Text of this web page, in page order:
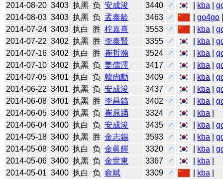
2014-08-20 3403 执黑 负 安成浚 3440 ♂ kba |
2014-08-03 3403 执黑 负 孟泰龄 3463 ♂ |go4go
2014-07-24 3403 执白 胜 柁嘉熹 3553 ♂ kba |
2014-07-22 3402 执黑 胜 李泰賢 3355 ♂ kba |
2014-07-16 3402 执白 胜 崔哲瀚 3524 ♂ kba |
2014-07-10 3402 执黑 负 姜儒澤 3417 ♂ kba |
2014-07-05 3401 执白 负 韓尙勳 3409 ♂ kba |
2014-06-22 3401 执黑 负 安成浚 3437 ♂ kba |
2014-06-08 3401 执黑 胜 李昌鎬 3402 ♂ kba |
2014-06-05 3400 执黑 负 崔原踊 3324 ♂ kba
2014-06-04 3400 执白 负 安成浚 3435 ♂ kba |
2014-05-18 3400 执黑 胜 金志錫 3593 ♂ kba |
2014-05-08 3400 执白 负 金眞輝 3320 ♂ kba |
2014-05-06 3400 执黑 负 金世東 3367 ♂ kba
2014-05-01 3400 执白 负 俞斌 3309 ♂ kba